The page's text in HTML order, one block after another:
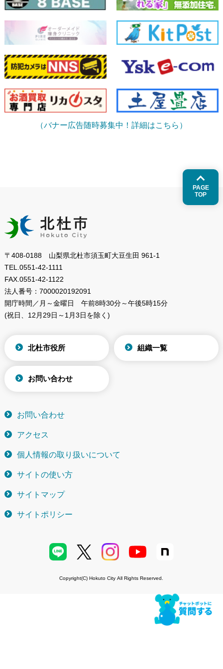
（バナー広告随時募集中！詳細はこちら）
PAGE
TOP
〒408-0188 山梨県北杜市須玉町大豆生田 961-1
TEL. 0551-42-1111
FAX. 0551-42-1122
法人番号： 7000020192091
開庁時間／月～金曜日
午前8時30分～午後5時15分
(祝日、12月29日～1月3日を除く)
北杜市役所 組織一覧
お問い合わせ
お問い合わせ
アクセス
個人情報の取り扱いについて
サイトの使い方
サイトマップ
サイトポリシー
Copyright(C) Hokuto City All Rights Reserved.